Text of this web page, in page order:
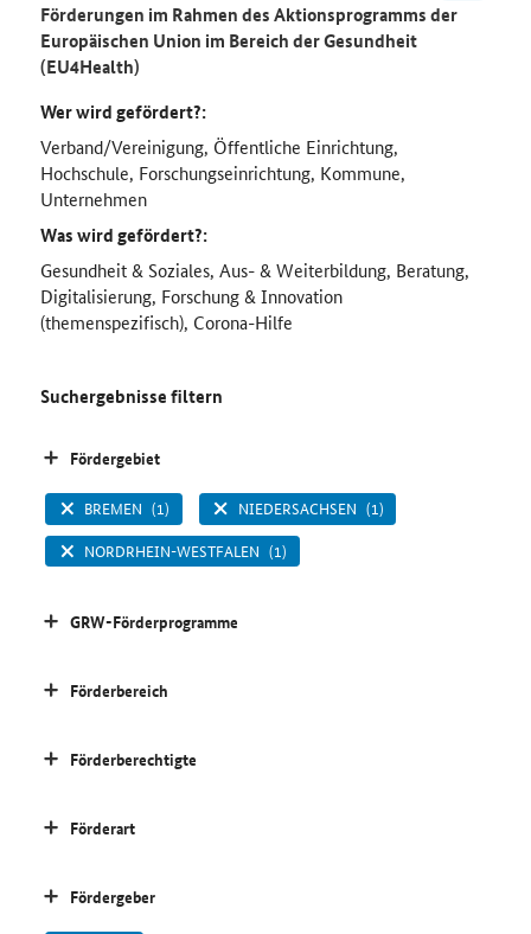
Förderungen im Rahmen des Aktionsprogramms der
Europäischen Union im Bereich der Gesundheit
(EU4Health)
Wer wird gefördert?:
Verband/Vereinigung, Öffentliche Einrichtung,
Hochschule, Forschungseinrichtung, Kommune,
Unternehmen
Was wird gefördert?:
Gesundheit & Soziales, Aus- & Weiterbildung, Beratung,
Digitalisierung, Forschung & Innovation
(themenspezifisch), Corona-Hilfe
Suchergebnisse filtern
Fördergebiet
BREMEN (1) NIEDERSACHSEN (1)
NORDRHEIN-WESTFALEN (1)
GRW-Förderprogramme
Förderbereich
Förderberechtigte
Förderart
Fördergeber